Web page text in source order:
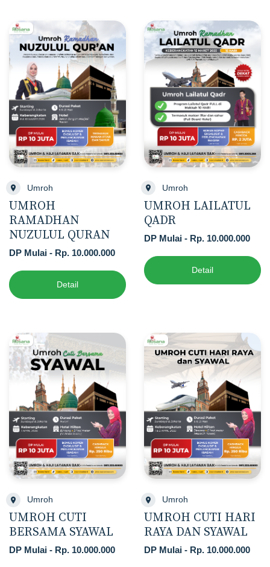
Umroh
UMROH
RAMADHAN
NUZULUL QURAN
DP Mulai - Rp. 10.000.000
Detail
Umroh
UMROH LAILATUL
QADR
DP Mulai - Rp. 10.000.000
Detail
Umroh
UMROH CUTI
BERSAMA SYAWAL
DP Mulai - Rp. 10.000.000
Umroh
UMROH CUTI HARI
RAYA DAN SYAWAL
DP Mulai - Rp. 10.000.000